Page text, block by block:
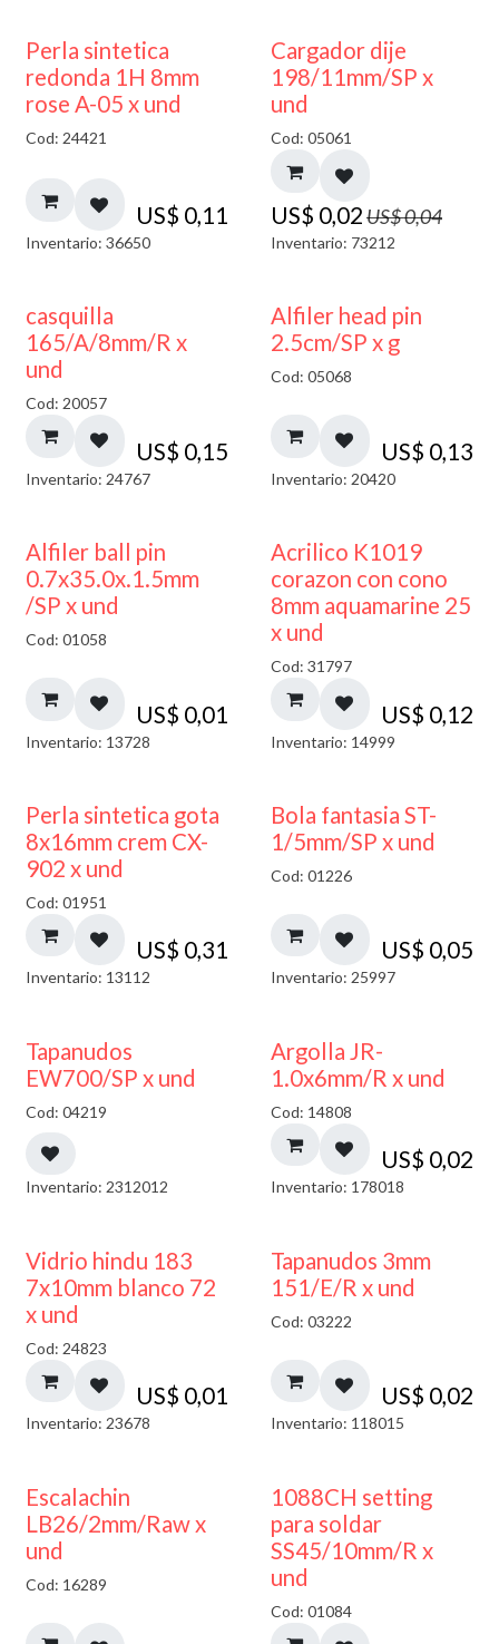
Perla sintetica
redonda 1H 8mm
rose A-05 x und
Cod: 24421
US$ 0,11
Inventario: 36650
50% DESCUENTO
Cargador dije
198/11mm/SP x
und
Cod: 05061
US$ 0,02US$0,04
Inventario: 73212
casquilla
165/A/8mm/R x
und
Cod: 20057
US$ 0,15
Inventario: 24767
Alfiler head pin
2.5cm/SP x g
Cod: 05068
US$ 0,13
Inventario: 20420
Alfiler ball pin
0.7x35.0x.1.5mm
/SP x und
Cod: 01058
US$ 0,01
Inventario: 13728
Acrilico K1019
corazon con cono
8mm aquamarine 25
x und
Cod: 31797
US$ 0,12
Inventario: 14999
Perla sintetica gota
8x16mm crem CX-
902 x und
Cod: 01951
US$ 0,31
Inventario: 13112
Bola fantasia ST-
1/5mm/SP x und
Cod: 01226
US$ 0,05
Inventario: 25997
50% DESCUENTO
Tapanudos
EW700/SP x und
Cod: 04219
Inventario: 2312012
Argolla JR-
1.0x6mm/R x und
Cod: 14808
US$ 0,02
Inventario: 178018
40% DESCUENTO
Vidrio hindu 183
7x10mm blanco 72
x und
Cod: 24823
US$ 0,01
Inventario: 23678
Tapanudos 3mm
151/E/R x und
Cod: 03222
US$ 0,02
Inventario: 118015
Escalachin
LB26/2mm/Raw x
und
Cod: 16289
1088CH setting
para soldar
SS45/10mm/R x
und
Cod: 01084